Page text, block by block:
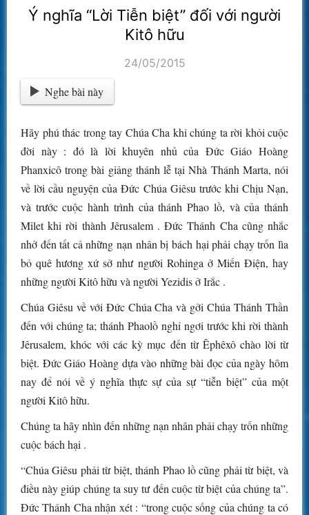
Ý nghĩa “Lời Tiễn biệt” đối với người
Kitô hữu
24/05/2015
Nghe bài này
Hãy phú thác trong tay Chúa Cha khi chúng ta rời khỏi cuộc
đời này : đó là lời khuyên nhủ của Đức Giáo Hoàng
Phanxicô trong bài giảng thánh lễ tại Nhà Thánh Marta, nói
về lời cầu nguyện của Đức Chúa Giêsu trước khi Chịu Nạn,
và trước cuộc hành trình của thánh Phao lồ, và của thánh
Milet khi rời thành Jêrusalem . Đức Thánh Cha cũng nhắc
nhở đến tất cả những nạn nhân bị bách hại phải chạy trốn lìa
bỏ quê hương xứ sở như người Rohinga ở Miến Điện, hay
những người Kitô hữu và người Yezidis ở Irắc .
Chúa Giêsu về với Đức Chúa Cha và gởi Chúa Thánh Thần
đến với chúng ta; thánh Phaolồ nghỉ ngơi trước khi rời thành
Jêrusalem, khóc với các kỳ mục đến từ Êphêxô chào lời từ
biệt. Đức Giáo Hoàng dựa vào những bài đọc của ngày hôm
nay để nói về ý nghĩa thực sự của sự “tiễn biệt” của một
người Kitô hữu.
Chúng ta hãy nhìn đến những nạn nhân phải chạy trốn những
cuộc bách hại .
“Chúa Giêsu phải từ biệt, thánh Phao lồ cũng phải từ biệt, và
điều này giúp chúng ta suy tư đến cuộc từ biệt của chúng ta”.
Đức Thánh Cha nhận xét : “trong cuộc sống của chúng ta có